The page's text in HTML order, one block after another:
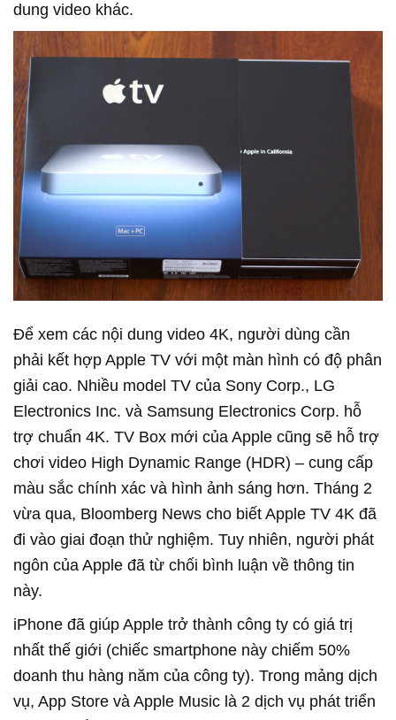
dung video khác.
Để xem các nội dung video 4K, người dùng cần
phải kết hợp Apple TV với một màn hình có độ phân
giải cao. Nhiều model TV của Sony Corp., LG
Electronics Inc. và Samsung Electronics Corp. hỗ
trợ chuẩn 4K. TV Box mới của Apple cũng sẽ hỗ trợ
chơi video High Dynamic Range (HDR) – cung cấp
màu sắc chính xác và hình ảnh sáng hơn. Tháng 2
vừa qua, Bloomberg News cho biết Apple TV 4K đã
đi vào giai đoạn thử nghiệm. Tuy nhiên, người phát
ngôn của Apple đã từ chối bình luận về thông tin
này.
iPhone đã giúp Apple trở thành công ty có giá trị
nhất thế giới (chiếc smartphone này chiếm 50%
doanh thu hàng năm của công ty). Trong mảng dịch
vụ, App Store và Apple Music là 2 dịch vụ phát triển